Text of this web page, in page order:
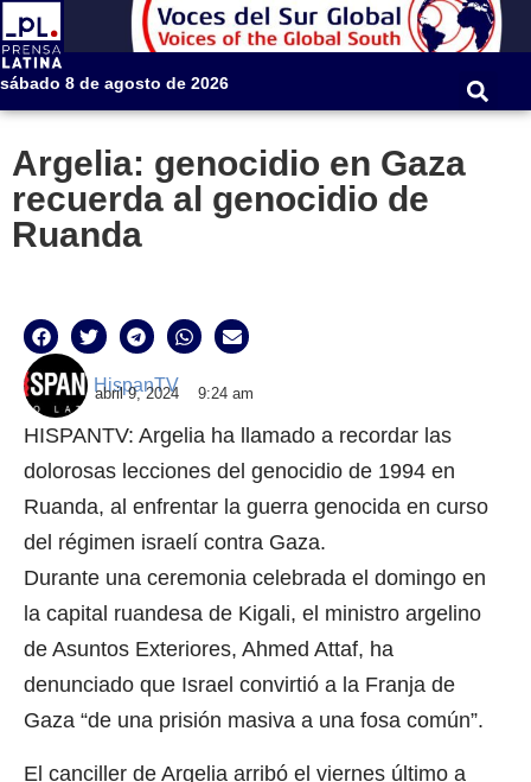
sábado 8 de agosto de 2026
Argelia: genocidio en Gaza
recuerda al genocidio de
Ruanda
HispanTV
abril 9, 2024 9:24 am
HISPANTV: Argelia ha llamado a recordar las
dolorosas lecciones del genocidio de 1994 en
Ruanda, al enfrentar la guerra genocida en curso
del régimen israelí contra Gaza.
Durante una ceremonia celebrada el domingo en
la capital ruandesa de Kigali, el ministro argelino
de Asuntos Exteriores, Ahmed Attaf, ha
denunciado que Israel convirtió a la Franja de
Gaza “de una prisión masiva a una fosa común”.
El canciller de Argelia arribó el viernes último a